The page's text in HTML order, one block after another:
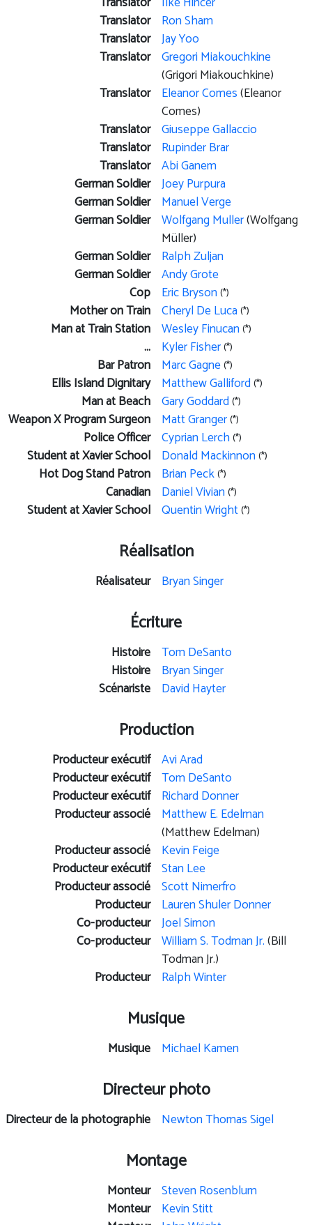
Translator Ron Sham
Translator Jay Yoo
Translator Gregori Miakouchkine
(Grigori Miakouchkine)
Translator Eleanor Comes(Eleanor
Comes)
Translator Giuseppe Gallaccio
Translator Rupinder Brar
Translator Abi Ganem
German Soldier Joey Purpura
German Soldier Manuel Verge
German Soldier Wolfgang Muller(Wolfgang
Müller)
German Soldier Ralph Zuljan
German Soldier Andy Grote
Cop Eric Bryson(*)
Mother on Train Cheryl De Luca(*)
Man at Train Station Wesley Finucan(*)
... Kyler Fisher(*)
Bar Patron Marc Gagne(*)
Ellis Island Dignitary Matthew Galliford(*)
Man at Beach Gary Goddard(*)
Weapon X Program Surgeon Matt Granger(*)
Police Officer Cyprian Lerch(*)
Student at Xavier School Donald Mackinnon(*)
Hot Dog Stand Patron Brian Peck(*)
Canadian Daniel Vivian(*)
Student at Xavier School Quentin Wright(*)
Réalisation
Réalisateur Bryan Singer
Écriture
Histoire Tom DeSanto
Histoire Bryan Singer
Scénariste David Hayter
Production
Producteur exécutif Avi Arad
Producteur exécutif Tom DeSanto
Producteur exécutif Richard Donner
Producteur associé Matthew E. Edelman
(Matthew Edelman)
Producteur associé Kevin Feige
Producteur exécutif Stan Lee
Producteur associé Scott Nimerfro
Producteur Lauren Shuler Donner
Co-producteur Joel Simon
Co-producteur William S. Todman Jr.(Bill
Todman Jr.)
Producteur Ralph Winter
Musique
Musique Michael Kamen
Directeur photo
Directeur de la photographie Newton Thomas Sigel
Montage
Monteur Steven Rosenblum
Monteur Kevin Stitt